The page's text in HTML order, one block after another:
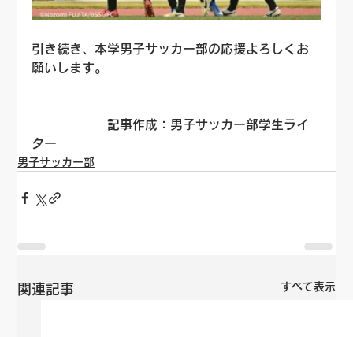
引き続き、本学男子サッカー部の応援よろしくお
願いします。
記事作成：男子サッカー部学生ライ
ター
男子サッカー部
関連記事 すべて表示